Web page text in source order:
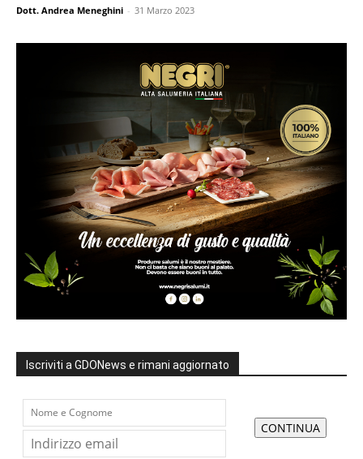
Dott. Andrea Meneghini - 31 Marzo 2023
Iscriviti a GDONews e rimani aggiornato